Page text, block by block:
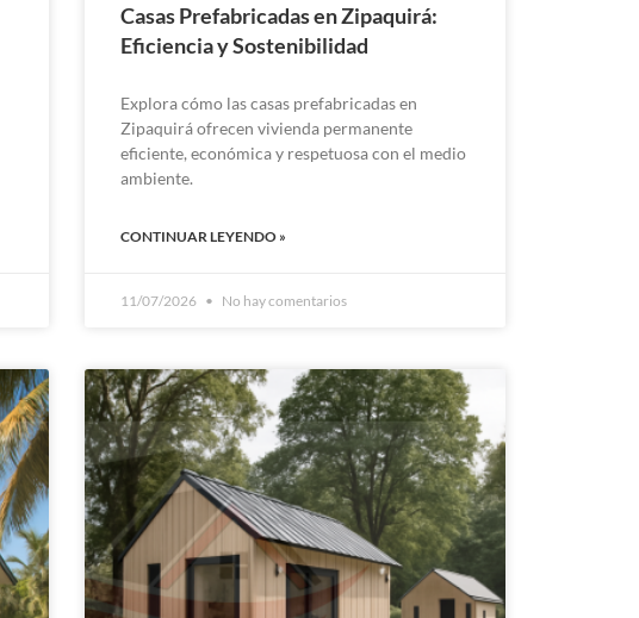
Casas Prefabricadas en Zipaquirá:
Eficiencia y Sostenibilidad
Explora cómo las casas prefabricadas en
Zipaquirá ofrecen vivienda permanente
eficiente, económica y respetuosa con el medio
ambiente.
CONTINUAR LEYENDO »
11/07/2026 No hay comentarios